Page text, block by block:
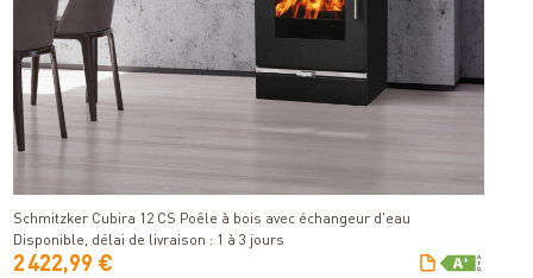
Détails
Schmitzker Cubira 12 CS Poêle à bois avec échangeur d'eau
Disponible, délai de livraison : 1 à 3 jours
2 422,99 €